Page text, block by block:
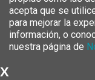
acepta que se
para mejorar la
información, o
nuestra página de
X